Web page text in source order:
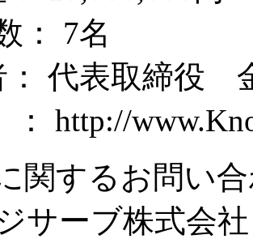
： 7名
： 代表取締役
http://
関するお問い
サーブ株式会社